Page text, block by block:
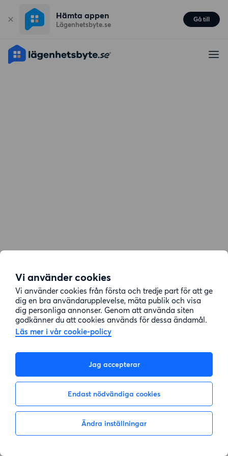
Vi använder cookies
Vi använder cookies från första och tredje part för att ge
dig en bra användarupplevelse, mäta publik och visa
dig personliga annonser. Genom att använda siten
godkänner du att cookies används för dessa ändamål.
Läs mer i vår cookie-policy
Jag accepterar
Endast nödvändiga cookies
Ändra inställningar
Hämta appen
Lägenhetsbyte.se
Gå till